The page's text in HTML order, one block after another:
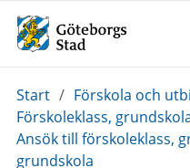
Du
är
här:
Start / Förskola och
Förskoleklass,
Ansök till förskoleklass,
grundskola